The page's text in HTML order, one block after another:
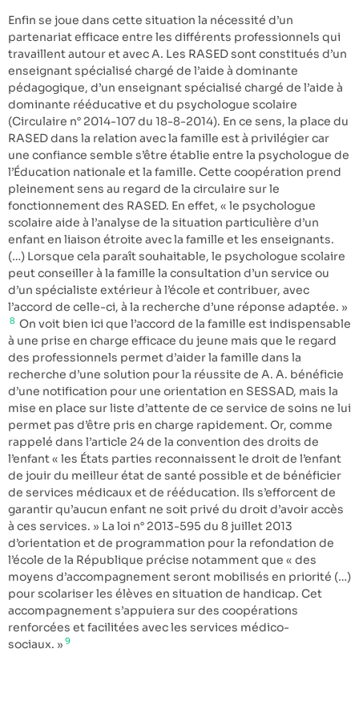
Enfin se joue dans cette situation la nécessité d’un
partenariat efficace entre les différents professionnels qui
travaillent autour et avec A. Les RASED sont constitués d’un
enseignant spécialisé chargé de l’aide à dominante
pédagogique, d’un enseignant spécialisé chargé de l’aide à
dominante rééducative et du psychologue scolaire
(Circulaire n° 2014-107 du 18-8-2014). En ce sens, la place du
RASED dans la relation avec la famille est à privilégier car
une confiance semble s’être établie entre la psychologue de
l’Éducation nationale et la famille. Cette coopération prend
pleinement sens au regard de la circulaire sur le
fonctionnement des RASED. En effet, « le psychologue
scolaire aide à l’analyse de la situation particulière d’un
enfant en liaison étroite avec la famille et les enseignants.
(…) Lorsque cela paraît souhaitable, le psychologue scolaire
peut conseiller à la famille la consultation d’un service ou
d’un spécialiste extérieur à l’école et contribuer, avec
l’accord de celle-ci, à la recherche d’une réponse adaptée. »
8 On voit bien ici que l’accord de la famille est indispensable
à une prise en charge efficace du jeune mais que le regard
des professionnels permet d’aider la famille dans la
recherche d’une solution pour la réussite de A. A. bénéficie
d’une notification pour une orientation en SESSAD, mais la
mise en place sur liste d’attente de ce service de soins ne lui
permet pas d’être pris en charge rapidement. Or, comme
rappelé dans l’article 24 de la convention des droits de
l’enfant « les États parties reconnaissent le droit de l’enfant
de jouir du meilleur état de santé possible et de bénéficier
de services médicaux et de rééducation. Ils s’efforcent de
garantir qu’aucun enfant ne soit privé du droit d’avoir accès
à ces services. » La loi n° 2013-595 du 8 juillet 2013
d’orientation et de programmation pour la refondation de
l’école de la République précise notamment que « des
moyens d’accompagnement seront mobilisés en priorité (…)
pour scolariser les élèves en situation de handicap. Cet
accompagnement s’appuiera sur des coopérations
renforcées et facilitées avec les services médico-
sociaux. » 9